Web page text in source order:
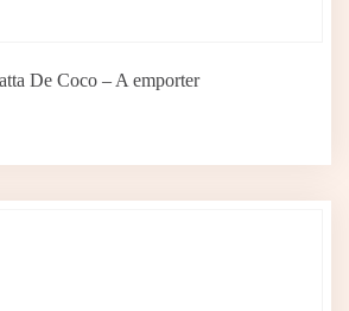
De Coco – A emporter